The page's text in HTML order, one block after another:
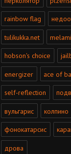
rainbow flag
tulikukka.net
hobson's choice
energizer ace of
self-reflection
вульгарис колпино
фонокатарсис
дрова